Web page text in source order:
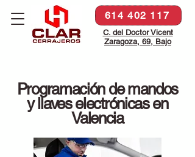
614 402 117
C. del Doctor Vicent
Zaragoza, 69, Bajo
Programación de mandos
y llaves electrónicas en
Valencia